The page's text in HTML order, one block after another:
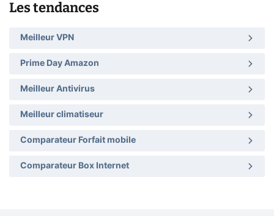
Les tendances
Meilleur VPN
Prime Day Amazon
Meilleur Antivirus
Meilleur climatiseur
Comparateur Forfait mobile
Comparateur Box Internet